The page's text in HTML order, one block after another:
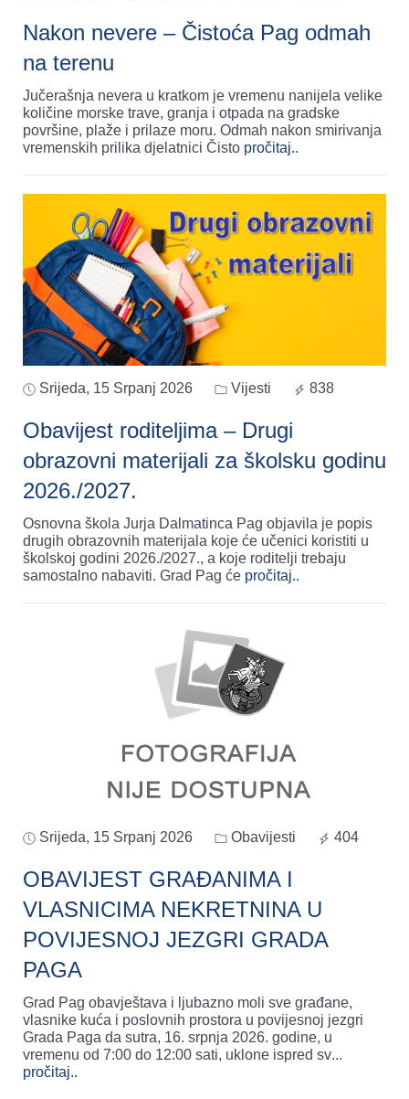
Nakon nevere – Čistoća Pag odmah
na terenu
Jučerašnja nevera u kratkom je vremenu nanijela velike
količine morske trave, granja i otpada na gradske
površine, plaže i prilaze moru. Odmah nakon smirivanja
vremenskih prilika djelatnici Čisto pročitaj..
Srijeda, 15 Srpanj 2026 Vijesti 838
Obavijest roditeljima – Drugi
obrazovni materijali za školsku godinu
2026./2027.
Osnovna škola Jurja Dalmatinca Pag objavila je popis
drugih obrazovnih materijala koje će učenici koristiti u
školskoj godini 2026./2027., a koje roditelji trebaju
samostalno nabaviti. Grad Pag će pročitaj..
Srijeda, 15 Srpanj 2026 Obavijesti 404
OBAVIJEST GRAĐANIMA I
VLASNICIMA NEKRETNINA U
POVIJESNOJ JEZGRI GRADA
PAGA
Grad Pag obavještava i ljubazno moli sve građane,
vlasnike kuća i poslovnih prostora u povijesnoj jezgri
Grada Paga da sutra, 16. srpnja 2026. godine, u
vremenu od 7:00 do 12:00 sati, uklone ispred sv...
pročitaj..